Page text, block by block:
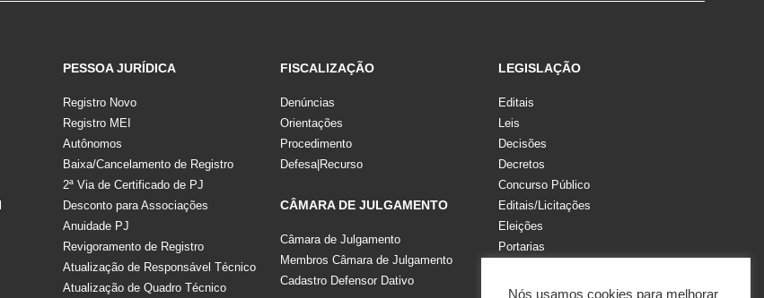
PESSOA JURÍDICA
Registro Novo
Registro MEI
Autônomos
Baixa/Cancelamento de Registro
2ª Via de Certificado de PJ
Desconto para Associações
Anuidade PJ
Revigoramento de Registro
Atualização de Responsável Técnico
Atualização de Quadro Técnico
FISCALIZAÇÃO
Denúncias
Orientações
Procedimento
Defesa|Recurso
CÂMARA DE JULGAMENTO
Câmara de Julgamento
Membros Câmara de Julgamento
Cadastro Defensor Dativo
LEGISLAÇÃO
Editais
Leis
Decisões
Decretos
Concurso Público
Editais/Licitações
Eleições
Portarias
Resoluções
Nós usamos cookies para melhorar